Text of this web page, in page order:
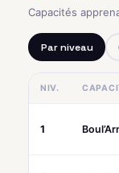
Capacités
Par niveau
NIV.
1